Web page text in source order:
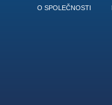
O SPOLEČNOSTI